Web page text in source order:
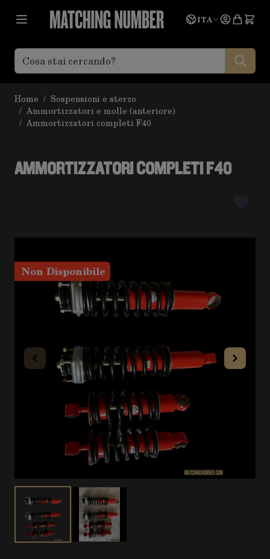
Lingua
ITA
Home / Sospensioni e sterzo
/ Ammortizzatori e molle (anteriore)
/ Ammortizzatori completi F40
AMMORTIZZATORI COMPLETI F40
Non Disponibile